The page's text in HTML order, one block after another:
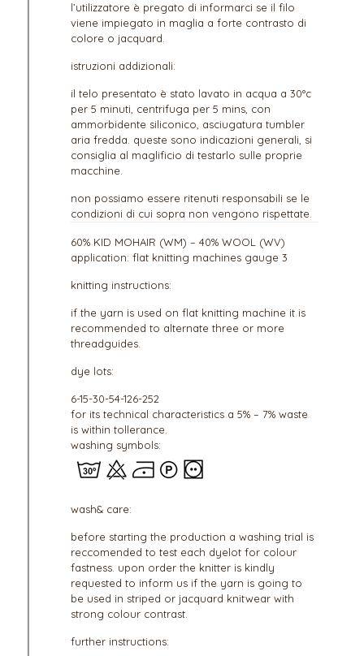
l’utilizzatore è pregato di informarci se il filo
viene impiegato in maglia a forte contrasto di
colore o jacquard.
istruzioni addizionali:
il telo presentato è stato lavato in acqua a 30°c
per 5 minuti, centrifuga per 5 mins, con
ammorbidente siliconico, asciugatura tumbler
aria fredda. queste sono indicazioni generali, si
consiglia al maglificio di testarlo sulle proprie
macchine.
non possiamo essere ritenuti responsabili se le
condizioni di cui sopra non vengono rispettate.
60% KID MOHAIR (WM) – 40% WOOL (WV)
application: flat knitting machines gauge 3
knitting instructions:
if the yarn is used on flat knitting machine it is
recommended to alternate three or more
threadguides.
dye lots:
6-15-30-54-126-252
for its technical characteristics a 5% – 7% waste
is within tollerance.
washing symbols:
wash& care:
before starting the production a washing trial is
reccomended to test each dyelot for colour
fastness. upon order the knitter is kindly
requested to inform us if the yarn is going to
be used in striped or jacquard knitwear with
strong colour contrast.
further instructions: